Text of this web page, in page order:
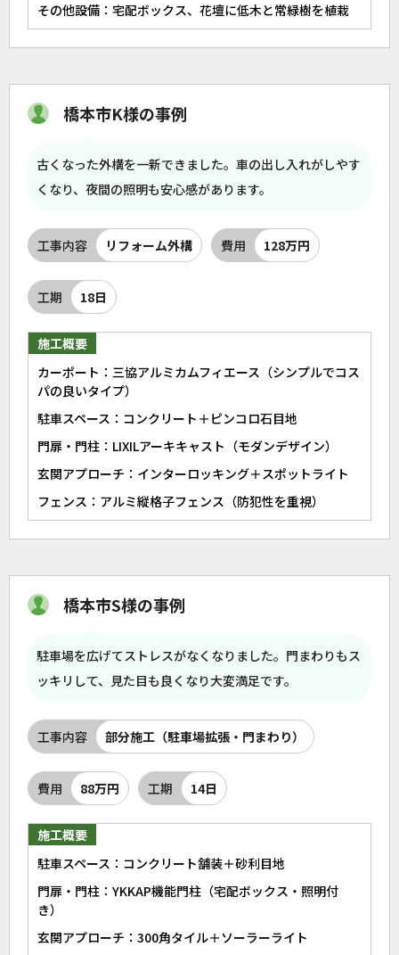
その他設備：宅配ボックス、花壇に低木と常緑樹を植栽
橋本市K様の事例
古くなった外構を一新できました。車の出し入れがしやす
くなり、夜間の照明も安心感があります。
工事内容 リフォーム外構 費用 128万円
工期 18日
施工概要
カーポート：三協アルミカムフィエース（シンプルでコス
パの良いタイプ）
駐車スペース：コンクリート＋ピンコロ石目地
門扉・門柱：LIXILアーキキャスト（モダンデザイン）
玄関アプローチ：インターロッキング＋スポットライト
フェンス：アルミ縦格子フェンス（防犯性を重視）
橋本市S様の事例
駐車場を広げてストレスがなくなりました。門まわりもス
ッキリして、見た目も良くなり大変満足です。
工事内容 部分施工（駐車場拡張・門まわり）
費用 88万円 工期 14日
施工概要
駐車スペース：コンクリート舗装＋砂利目地
門扉・門柱：YKKAP機能門柱（宅配ボックス・照明付
き）
玄関アプローチ：300角タイル＋ソーラーライト